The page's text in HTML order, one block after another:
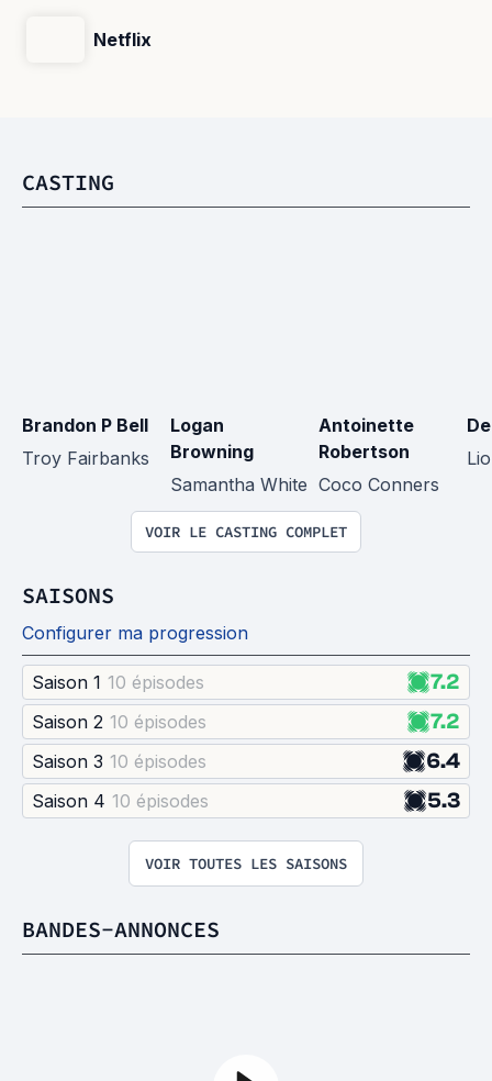
Netflix
CASTING
Brandon P Bell
Troy Fairbanks
Logan
Browning
Samantha White
Antoinette
Robertson
Coco Conners
VOIR LE CASTING COMPLET
SAISONS
Configurer ma progression
Saison 1 10 épisodes 7.2
Saison 2 10 épisodes 7.2
Saison 3 10 épisodes 6.4
Saison 4 10 épisodes 5.3
VOIR TOUTES LES SAISONS
BANDES-ANNONCES